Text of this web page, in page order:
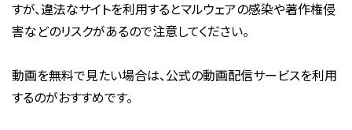
すが、違法なサイトを利用するとマルウェアの感染や著作権侵
害などのリスクがあるので注意してください。
動画を無料で見たい場合は、公式の動画配信サービスを利用
するのがおすすめです。